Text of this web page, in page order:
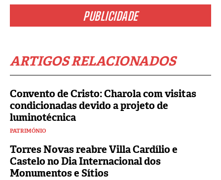
PUBLICIDADE
ARTIGOS RELACIONADOS
Convento de Cristo: Charola com visitas
condicionadas devido a projeto de
luminotécnica
PATRIMÓNIO
Torres Novas reabre Villa Cardílio e
Castelo no Dia Internacional dos
Monumentos e Sítios